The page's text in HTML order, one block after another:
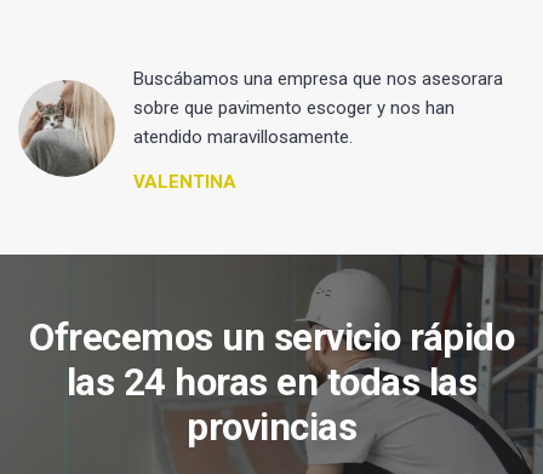
Buscábamos una empresa que nos asesorara
sobre que pavimento escoger y nos han
atendido maravillosamente.
VALENTINA
Ofrecemos un servicio rápido
las 24 horas en todas las
provincias